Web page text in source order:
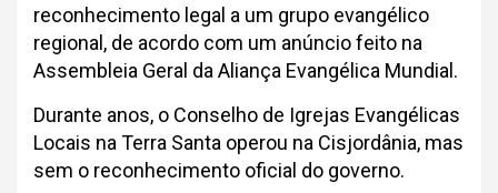
reconhecimento legal a um grupo evangélico
regional, de acordo com um anúncio feito na
Assembleia Geral da Aliança Evangélica Mundial.
Durante anos, o Conselho de Igrejas Evangélicas
Locais na Terra Santa operou na Cisjordânia, mas
sem o reconhecimento oficial do governo.